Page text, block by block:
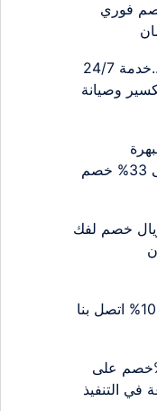
بالخرج بـ23%خصم فوري
كشف اعطال الكابلات بالرياض..خدمة 24/7
وصيانة
100%اتصل بنا الان واحصل على 33% خصم
فك وتركيب بالرياض 100ريال خصم لفك
رخيصه..تنظيف فصول..تعقيم 100% اتصل بنا
تنظيف فلل بالرياض45%خصم على
في التنفيذ